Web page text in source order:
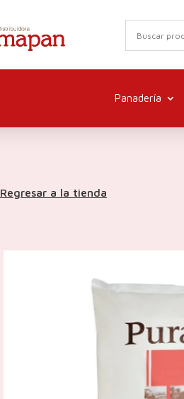
Panadería
Regresar a la tienda